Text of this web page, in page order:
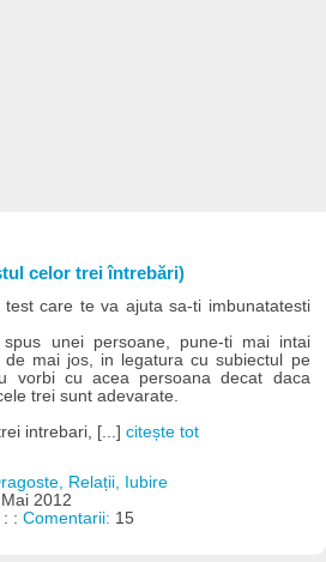
celor trei întrebări)
care te va ajuta sa-ti imbunatatesti
unei persoane, pune-ti mai intai
mai jos, in legatura cu subiectul pe
vorbi cu acea persoana decat daca
trei sunt adevarate.
intrebari, [...]citește tot
Relații, Iubire
2012
: : Comentarii: 15